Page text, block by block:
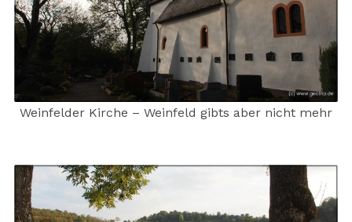
Weinfelder Kirche – Weinfeld gibts aber nicht mehr